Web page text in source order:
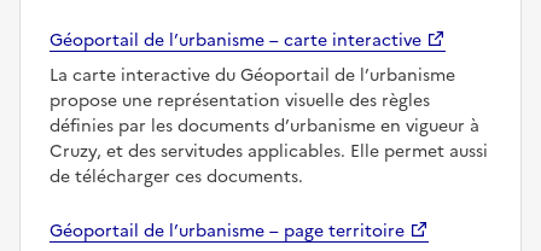
Géoportail de l’urbanisme – carte interactive
La carte interactive du Géoportail de l’urbanisme
propose une représentation visuelle des règles
définies par les documents d’urbanisme en vigueur à
Cruzy, et des servitudes applicables. Elle permet aussi
de télécharger ces documents.
Géoportail de l’urbanisme – page territoire